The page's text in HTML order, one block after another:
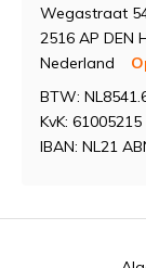
Wegastraat
2516 AP DEN
Nederland
BTW:
KvK: 61005215
IBAN: NL21